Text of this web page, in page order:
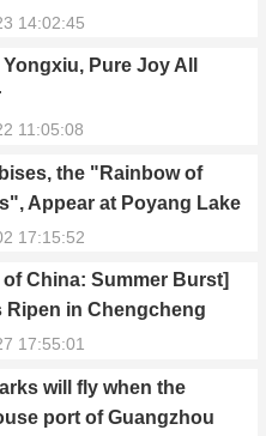
14:02:45
Pure Joy All
11:05:08
the "Rainbow of
Appear at Poyang Lake
17:15:52
of China: Summer Burst]
Ripen in Chengcheng
17:55:01
will fly when the
port of Guangzhou